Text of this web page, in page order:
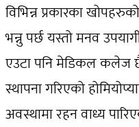
विभिन्न प्रकारका
भन्नु पर्छ यस्तो मनव
एउटा पनि मेडिकल कलेज
स्थापना गरिएको
अवस्थामा रहन वाध्य